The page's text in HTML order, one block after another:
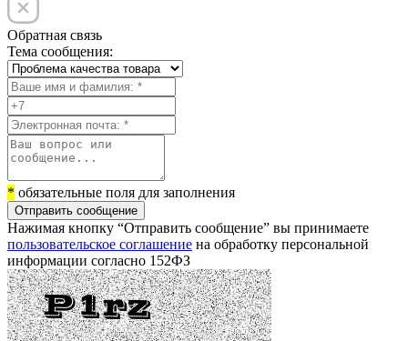
Обратная связь
Тема сообщения:
* обязательные поля для заполнения
Отправить сообщение
Нажимая кнопку “Отправить сообщение” вы принимаете
пользовательское соглашение на обработку персональной
информации согласно 152ФЗ